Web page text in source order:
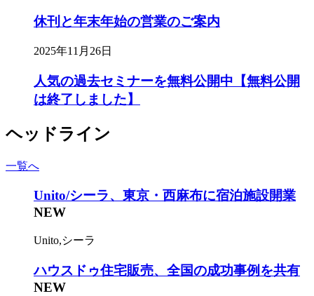
休刊と年末年始の営業のご案内
2025年11月26日
人気の過去セミナーを無料公開中【無料公開
は終了しました】
ヘッドライン
一覧へ
Unito/シーラ、東京・西麻布に宿泊施設開業
NEW
Unito,シーラ
ハウスドゥ住宅販売、全国の成功事例を共有
NEW